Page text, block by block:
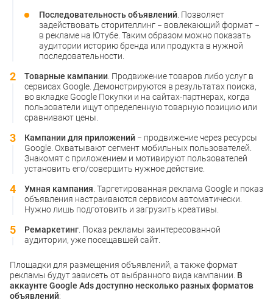
Последовательность объявлений . Позволяет
задействовать сторителлинг − вовлекающий формат −
в рекламе на Ютубе. Таким образом можно показать
аудитории историю бренда или продукта в нужной
последовательности.
Товарные кампании . Продвижение товаров либо услуг в
сервисах Google. Демонстрируются в результатах поиска,
во вкладке Google Покупки и на сайтах-партнерах, когда
пользователи ищут определенную товарную позицию или
сравнивают цены.
Кампании для приложений − продвижение через ресурсы
Google. Охватывают сегмент мобильных пользователей.
Знакомят с приложением и мотивируют пользователей
установить его/совершить нужное действие.
Умная кампания . Таргетированная реклама Google и показ
объявления настраиваются сервисом автоматически.
Нужно лишь подготовить и загрузить креативы.
Ремаркетинг . Показ рекламы заинтересованной
аудитории, уже посещавшей сайт.
Площадки для размещения объявлений, а также формат
рекламы будут зависеть от выбранного вида кампании. В
аккаунте Google Ads доступно несколько разных форматов
объявлений: